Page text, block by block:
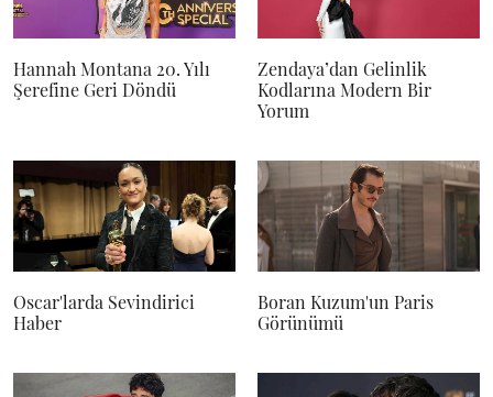
Hannah Montana 20. Yılı
Şerefine Geri Döndü
Zendaya’dan Gelinlik
Kodlarına Modern Bir
Yorum
Oscar'larda Sevindirici
Haber
Boran Kuzum'un Paris
Görünümü